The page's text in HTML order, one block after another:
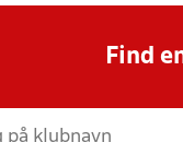
Find